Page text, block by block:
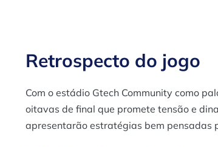
Retrospecto do jogo
Com o estádio Gtech Community como
oitavas de final que promete tensão e
apresentarão estratégias bem pensadas